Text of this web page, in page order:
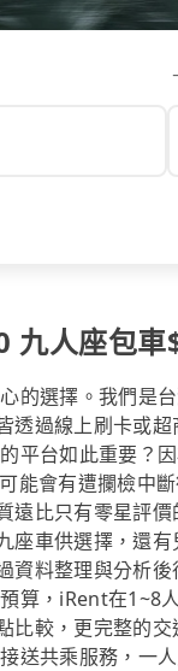
九人座包車
選擇。我們是
過線上刷卡或
台如此重要？
能會有遭攔檢中
比只有零星評
座車供選擇，還有
料整理與分析
，iRent在1~8
較，更完整的
共乘服務，一